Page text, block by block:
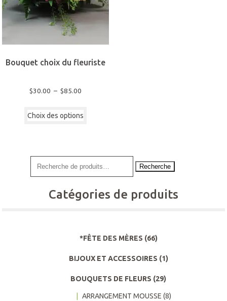
Bouquet choix du fleuriste
$30.00 – $85.00
prix :
Choix des options
options
être
page
produit
Recherche
Catégories de produits
*FÊTE DES MÈRES (66)
BIJOUX ET ACCESSOIRES (1)
BOUQUETS DE FLEURS (29)
ARRANGEMENT MOUSSE (8)